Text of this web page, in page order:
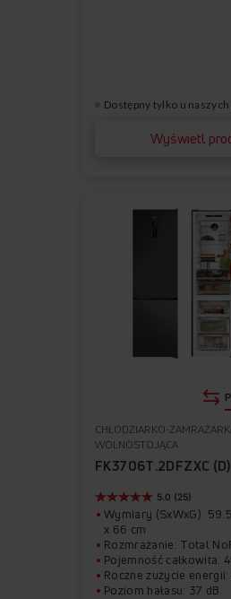
Wyświetl
Dostępny tylko u
CHŁODZIARKO-
WOLNOSTOJĄCA
FK3706T.2DFZXC (D)
5.0 (25)
Wymiary (SxWxG):
x 66 cm
Rozmrażanie: Total
Pojemność całkowita:
Roczne zużycie
Poziom hałasu: 37 dB